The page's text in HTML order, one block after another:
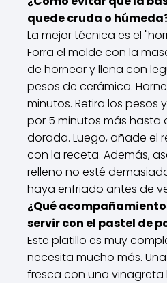
quede cruda o
La mejor técnica es el
Forra el molde con la
de hornear y llena con
pesos de cerámica.
minutos. Retira los pesos
por 5 minutos más hasta
dorada. Luego, añade el
con la receta. Además,
relleno no esté
haya enfriado antes de
¿Qué
servir con el pastel de
Este platillo es muy
necesita mucho más.
fresca con una vinagreta